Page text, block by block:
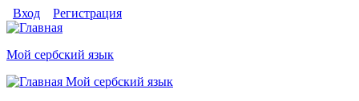
Перейти к основному содержанию
Skip to search
Login links
Вход Регистрация
Мой сербский язык
Мой сербский язык